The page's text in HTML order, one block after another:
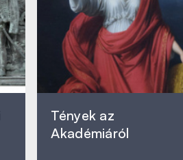
Tények az
Akadémiáról